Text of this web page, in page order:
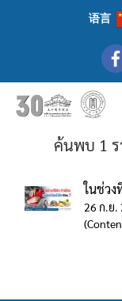
语言
ค้นพบ 1 ร
ในช่วง
26 ก.ย.